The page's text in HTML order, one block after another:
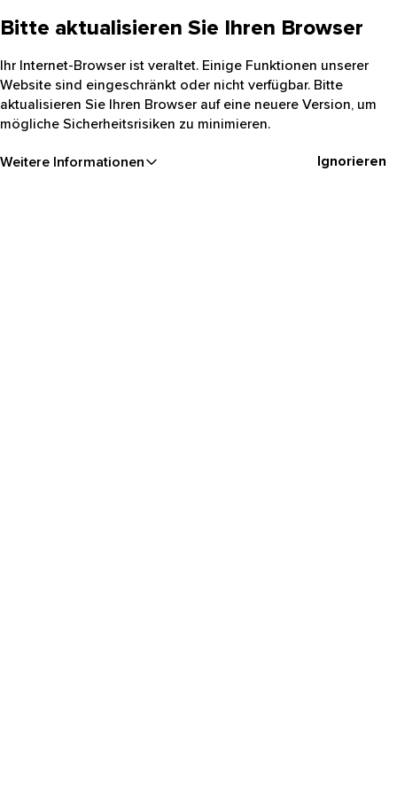
Bitte aktualisieren Sie Ihren Browser
Ihr Internet-Browser ist veraltet. Einige Funktionen unserer
Website sind eingeschränkt oder nicht verfügbar. Bitte
aktualisieren Sie Ihren Browser auf eine neuere Version, um
mögliche Sicherheitsrisiken zu minimieren.
Weitere Informationen Ignorieren